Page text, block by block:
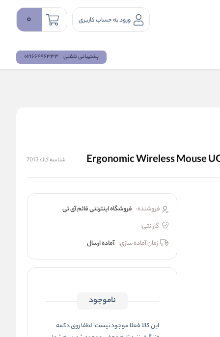
ورود به حساب کاربری 0
پشتیبانی تلفنی 02166496333
شناسه کالا: 7013
فروشنده: فروشگاه اینترنتی قائم آی تی
گارانتی:
زمان آماده سازی: آماده ارسال
ناموجود
این کالا فعلا موجود نیست! لطفا روی دکمه